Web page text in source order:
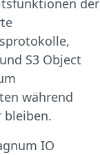
der
S3 Object
während
bleiben.
IO